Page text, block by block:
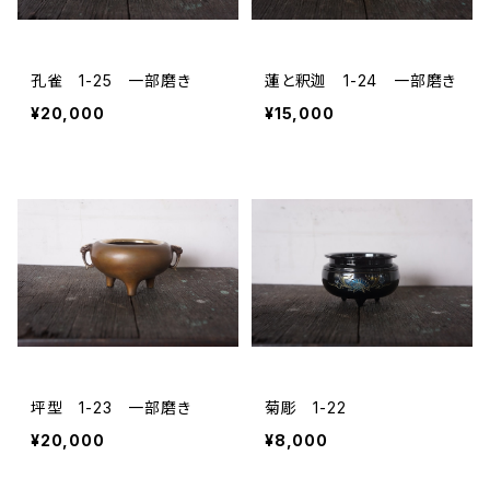
孔雀 1-25 一部磨き
¥20,000
蓮と釈迦 1-24 一部磨き
¥15,000
坪型 1-23 一部磨き
¥20,000
菊彫 1-22
¥8,000